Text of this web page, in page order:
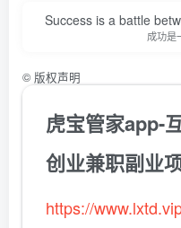
Success is a battle
成功是
© 版权声明
虎宝管家app-
创业兼职副业
https://